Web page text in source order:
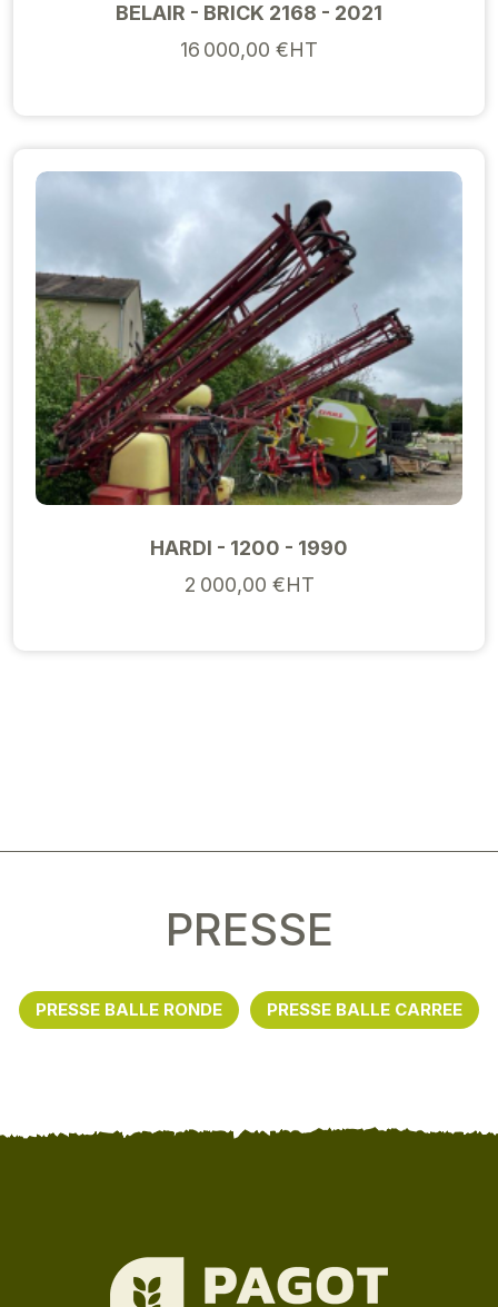
BELAIR - BRICK 2168 - 2021
16 000,00 €HT
HARDI - 1200 - 1990
2 000,00 €HT
PRESSE
PRESSE BALLE RONDE PRESSE BALLE CARREE